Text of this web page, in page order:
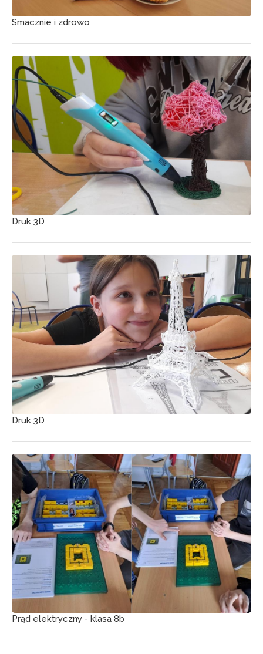
Smacznie i zdrowo
Druk 3D
Druk 3D
Prąd elektryczny - klasa 8b